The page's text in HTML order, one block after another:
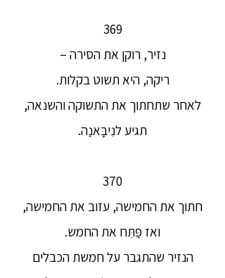
369
נזיר, רוקן את הסירה –
ריקה, היא תשוט בקלות.
לאחר שתחתוך את התשוקה והשנאה,
תגיע לנִיבָּאנַה.
370
חתוך את החמישה, עזוב את החמישה,
ואז פַּתֵּח את החמש.
הנזיר שהתגבר על חמשת הכבלים